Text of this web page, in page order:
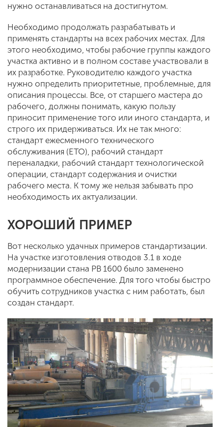
нужно останавливаться на достигнутом.
Необходимо продолжать разрабатывать и
применять стандарты на всех рабочих местах. Для
этого необходимо, чтобы рабочие группы каждого
участка активно и в полном составе участвовали в
их разработке. Руководителю каждого участка
нужно определить приоритетные, проблемные, для
описания процессы. Все, от старшего мастера до
рабочего, должны понимать, какую пользу
приносит применение того или иного стандарта, и
строго их придерживаться. Их не так много:
стандарт ежесменного технического
обслуживания (ЕТО), рабочий стандарт
переналадки, рабочий стандарт технологической
операции, стандарт содержания и очистки
рабочего места. К тому же нельзя забывать про
необходимость их актуализации.
ХОРОШИЙ ПРИМЕР
Вот несколько удачных примеров стандартизации.
На участке изготовления отводов 3.1 в ходе
модернизации стана РВ 1600 было заменено
программное обеспечение. Для того чтобы быстро
обучить сотрудников участка с ним работать, был
создан стандарт.